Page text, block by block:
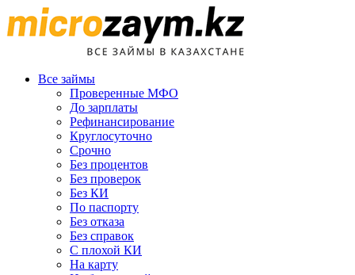
Все займы
Проверенные МФО
До зарплаты
Рефинансирование
Круглосуточно
Срочно
Без процентов
Без проверок
Без КИ
По паспорту
Без отказа
Без справок
С плохой КИ
На карту